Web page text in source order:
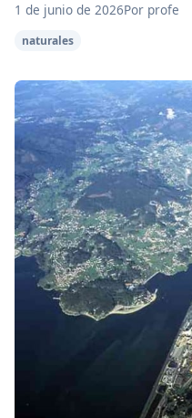
1 de junio de 2026Por profe
naturales